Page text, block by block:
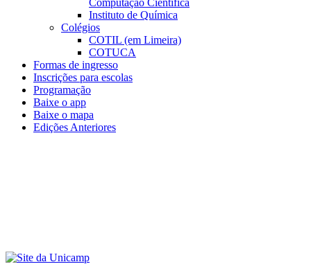
Instituto de Química
Colégios
COTIL (em Limeira)
COTUCA
Formas de ingresso
Inscrições para escolas
Programação
Baixe o app
Baixe o mapa
Edições Anteriores